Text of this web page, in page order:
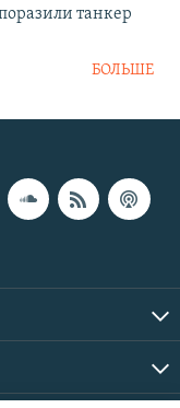
танкер
БОЛЬШЕ